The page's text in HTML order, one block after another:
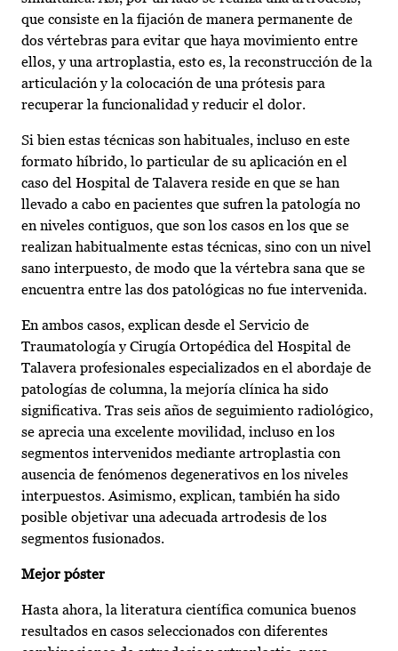
que consiste en la fijación de manera permanente de
dos vértebras para evitar que haya movimiento entre
ellos, y una artroplastia, esto es, la reconstrucción de la
articulación y la colocación de una prótesis para
recuperar la funcionalidad y reducir el dolor.
Si bien estas técnicas son habituales, incluso en este
formato híbrido, lo particular de su aplicación en el
caso del Hospital de Talavera reside en que se han
llevado a cabo en pacientes que sufren la patología no
en niveles contiguos, que son los casos en los que se
realizan habitualmente estas técnicas, sino con un nivel
sano interpuesto, de modo que la vértebra sana que se
encuentra entre las dos patológicas no fue intervenida.
En ambos casos, explican desde el Servicio de
Traumatología y Cirugía Ortopédica del Hospital de
Talavera profesionales especializados en el abordaje de
patologías de columna, la mejoría clínica ha sido
significativa. Tras seis años de seguimiento radiológico,
se aprecia una excelente movilidad, incluso en los
segmentos intervenidos mediante artroplastia con
ausencia de fenómenos degenerativos en los niveles
interpuestos. Asimismo, explican, también ha sido
posible objetivar una adecuada artrodesis de los
segmentos fusionados.
Mejor póster
Hasta ahora, la literatura científica comunica buenos
resultados en casos seleccionados con diferentes